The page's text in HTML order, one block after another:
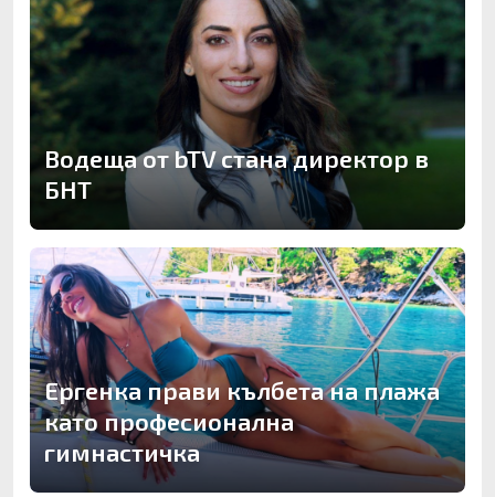
Водеща от bTV стана директор в
БНТ
Ергенка прави кълбета на плажа
като професионална
гимнастичка